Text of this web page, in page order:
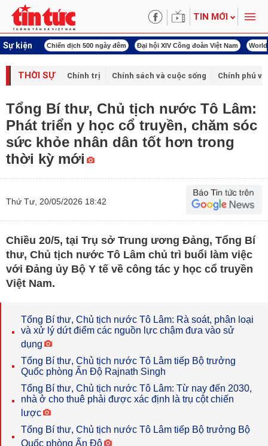
TIN MỚI
Sự kiện
mạng Chiến dịch 500 ngày đêm Đại hội XIV Công đoàn Việt Nam
THỜI SỰ Chính trị Chính sách và cuộc sống Chính phủ
Tổng Bí thư, Chủ tịch nước Tô Lâm:
Phát triển y học cổ truyền, chăm sóc
sức khỏe nhân dân tốt hơn trong
thời kỳ mới
Thứ Tư, 20/05/2026 18:42
Chiều 20/5, tại Trụ sở Trung ương Đảng, Tổng Bí
thư, Chủ tịch nước Tô Lâm chủ trì buổi làm việc
với Đảng ủy Bộ Y tế về công tác y học cổ truyền
Việt Nam.
Tổng Bí thư, Chủ tịch nước Tô Lâm: Rà soát, phân loại
và xử lý dứt điểm các nguồn lực chậm đưa vào sử
dụng
Tổng Bí thư, Chủ tịch nước Tô Lâm tiếp Bộ trưởng
Quốc phòng Ấn Độ Rajnath Singh
Tổng Bí thư, Chủ tịch nước Tô Lâm: Từ nay đến 2030,
nhà ở cho thuê phải được xác định là trụ cột chiến
lược
Tổng Bí thư, Chủ tịch nước Tô Lâm tiếp Bộ trưởng Bộ
Quốc phòng Ấn Độ